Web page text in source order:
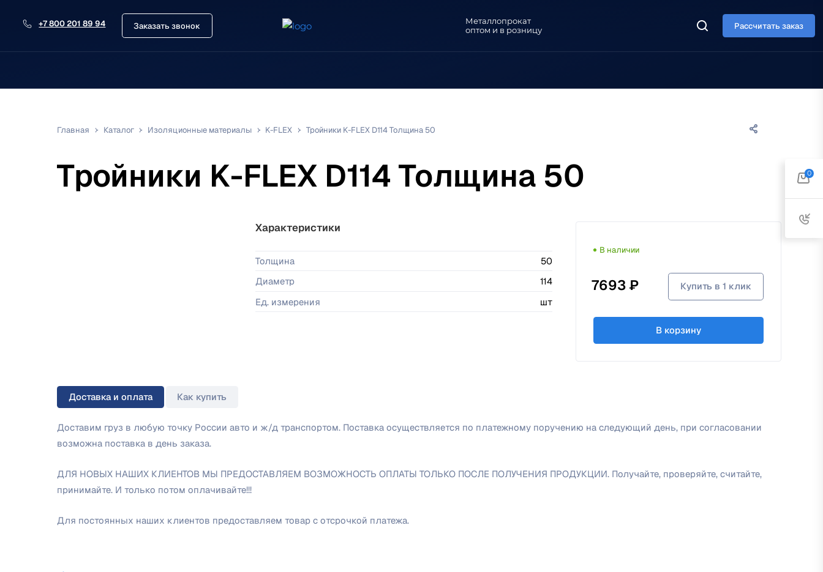
+7 800 201 89 94 Заказать звонок
Металлопрокат
оптом и в розницу
Рассчитать заказ
Главная Каталог Изоляционные материалы K-FLEX Тройники K-FLEX D114 Толщина 50
Тройники K-FLEX D114 Толщина 50
7693 ₽
В наличии
В корзину
Купить в 1 клик
Характеристики
Толщина
50
Диаметр
114
Ед. измерения
шт
Доставка и оплата Как купить
Доставим груз в любую точку России авто и ж/д транспортом. Поставка осуществляется по платежному поручению на следующий день, при согласовании
возможна поставка в день заказа.
ДЛЯ НОВЫХ НАШИХ КЛИЕНТОВ МЫ ПРЕДОСТАВЛЯЕМ ВОЗМОЖНОСТЬ ОПЛАТЫ ТОЛЬКО ПОСЛЕ ПОЛУЧЕНИЯ ПРОДУКЦИИ. Получайте, проверяйте, считайте,
принимайте. И только потом оплачивайте!!!
Для постоянных наших клиентов предоставляем товар с отсрочкой платежа.
0